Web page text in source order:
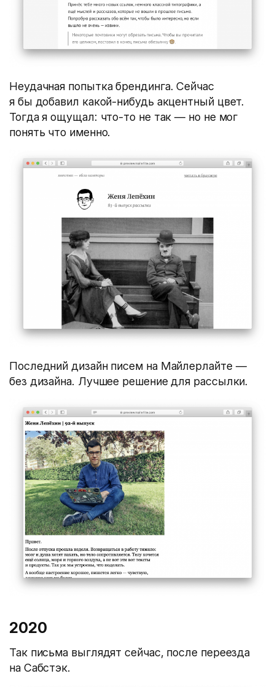
Неудачная попытка брендинга. Сейчас
я бы добавил какой-нибудь акцентный цвет.
Тогда я ощущал: что-то не так — но не мог
понять что именно.
Последний дизайн писем на Майлерлайте —
без дизайна. Лучшее решение для рассылки.
2020
Так письма выглядят сейчас, после переезда
на Сабстэк.